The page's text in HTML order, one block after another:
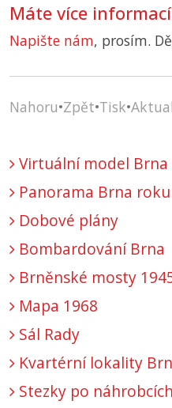
Máte více
Napište nám, prosím.
Nahoru•Zpět•Tisk•
Virtuální model Brna
Panorama Brna
Dobové plány
Bombardování Brna
Brněnské mosty
Mapa 1968
Sál Rady
Kvartérní lokality
Stezky po